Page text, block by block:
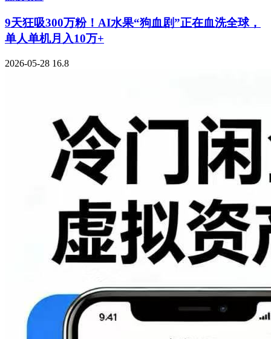
9天狂吸300万粉！AI水果“狗血剧”正在血洗全球，
单人单机月入10万+
2026-05-28 16.8